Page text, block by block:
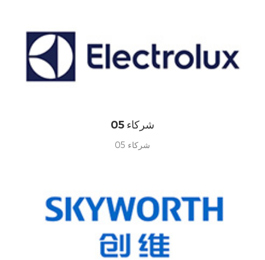
شركاء 05
شركاء 05